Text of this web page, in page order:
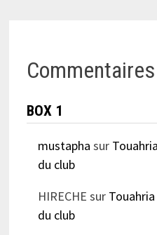
BOX 1
mustapha sur
du club
HIRECHE sur
du club